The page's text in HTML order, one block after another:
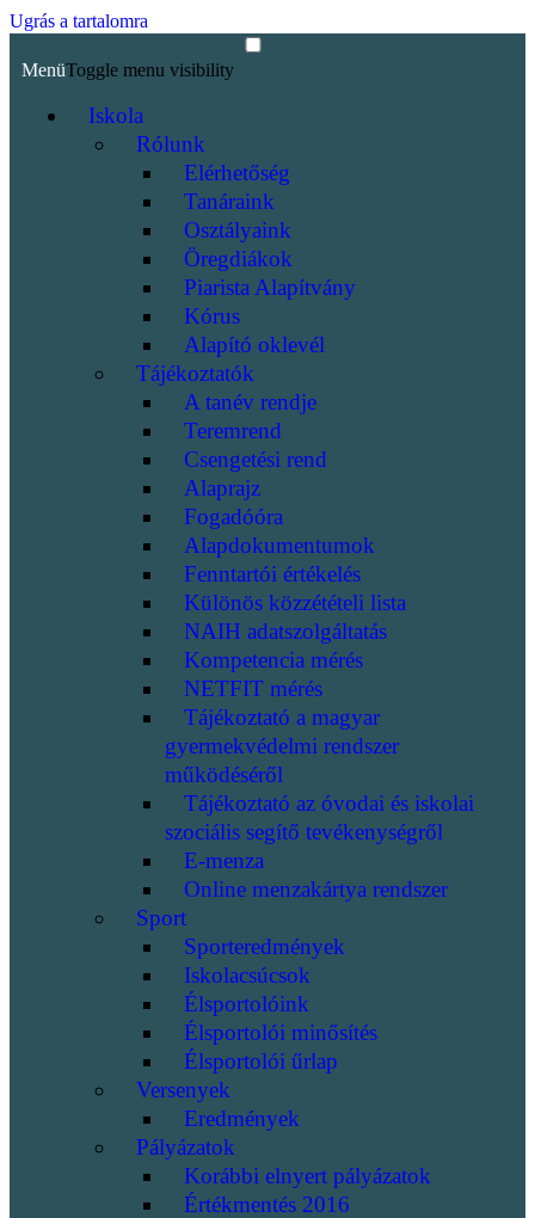
Ugrás a tartalomra
MenüToggle menu visibility
Iskola
Rólunk
Elérhetőség
Tanáraink
Osztályaink
Öregdiákok
Piarista Alapítvány
Kórus
Alapító oklevél
Tájékoztatók
A tanév rendje
Teremrend
Csengetési rend
Alaprajz
Fogadóóra
Alapdokumentumok
Fenntartói értékelés
Különös közzétételi lista
NAIH adatszolgáltatás
Kompetencia mérés
NETFIT mérés
Tájékoztató a magyar
gyermekvédelmi rendszer
működéséről
Tájékoztató az óvodai és iskolai
szociális segítő tevékenységről
E-menza
Online menzakártya rendszer
Sport
Sporteredmények
Iskolacsúcsok
Élsportolóink
Élsportolói minősítés
Élsportolói űrlap
Versenyek
Eredmények
Pályázatok
Korábbi elnyert pályázatok
Értékmentés 2016